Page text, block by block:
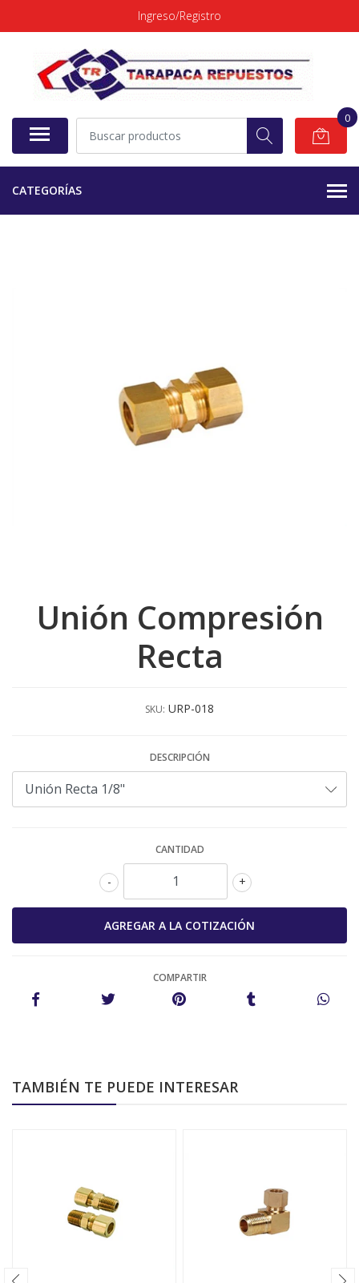
Ingreso/Registro
0
CATEGORÍAS
Unión Compresión
Recta
SKU: URP-018
DESCRIPCIÓN
CANTIDAD
+
-
COMPARTIR
TAMBIÉN TE PUEDE INTERESAR